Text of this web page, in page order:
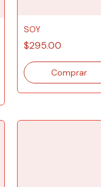
SOY
$295.00